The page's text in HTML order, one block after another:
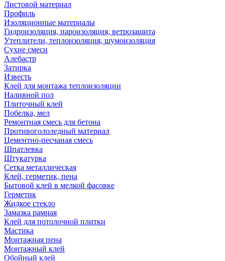
Листовой материал
Профиль
Изоляционные материалы
Гидроизоляция, пароизоляция, ветрозащита
Утеплители, теплоизоляция, шумоизоляция
Сухие смеси
Алебастр
Затирка
Известь
Клей для монтажа теплоизоляции
Наливной пол
Плиточный клей
Побелка, мел
Ремонтная смесь для бетона
Противогололедный материал
Цементно-песчаная смесь
Шпатлевка
Штукатурка
Сетка металлическая
Клей, герметик, пена
Бытовой клей в мелкой фасовке
Герметик
Жидкое стекло
Замазка рамная
Клей для потолочной плитки
Мастика
Монтажная пена
Монтажный клей
Обойный клей